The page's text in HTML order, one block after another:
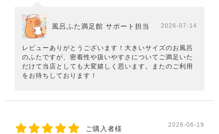
風呂ふた満足館 サポート担当 2026-07-14
レビューありがとうございます！大きいサイズのお風呂
のふたですが、密着性や扱いやすさについてご満足いた
だけて当店としても大変嬉しく思います。またのご利用
をお待ちしております！
ご購入者様 2026-06-19